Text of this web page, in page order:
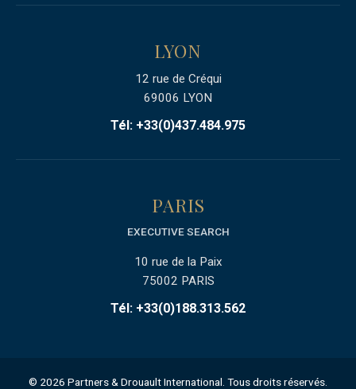
LYON
12 rue de Créqui
69006 LYON
Tél: +33(0)437.484.975
PARIS
EXECUTIVE SEARCH
10 rue de la Paix
75002 PARIS
Tél: +33(0)188.313.562
© 2026 Partners & Drouault International. Tous droits réservés.